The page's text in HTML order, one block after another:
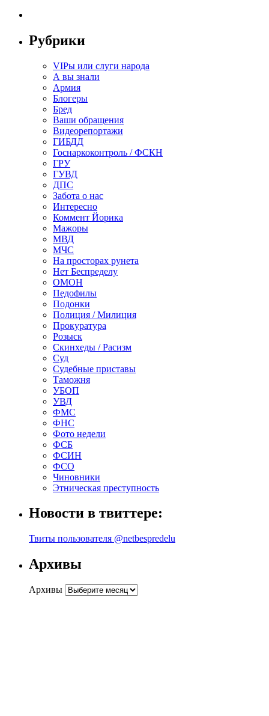
Рубрики
VIPы или слуги народа
А вы знали
Армия
Блогеры
Бред
Ваши обращения
Видеорепортажи
ГИБДД
Госнаркоконтроль / ФСКН
ГРУ
ГУВД
ДПС
Забота о нас
Интересно
Коммент Йорика
Мажоры
МВД
МЧС
На просторах рунета
Нет Беспределу
ОМОН
Педофилы
Подонки
Полиция / Милиция
Прокуратура
Розыск
Скинхеды / Расизм
Суд
Судебные приставы
Таможня
УБОП
УВД
ФМС
ФНС
Фото недели
ФСБ
ФСИН
ФСО
Чиновники
Этническая преступность
Новости в твиттере:
Твиты пользователя @netbespredelu
Архивы
Архивы